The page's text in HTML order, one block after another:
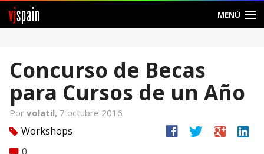
vjspain MENÚ
Foros
Noticias
Vjspain
Concurso de Becas
para Cursos de un Año
Por volatil, 7 octubre 2016
tag Workshops
0
facebook twitter google linkedin